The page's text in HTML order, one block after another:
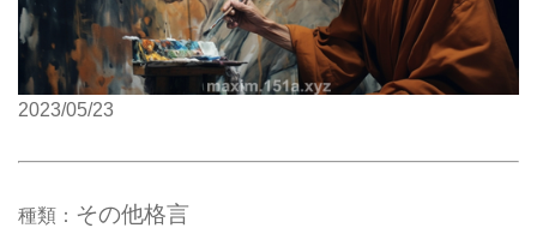
2023/05/23
種類： その他格言